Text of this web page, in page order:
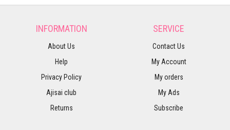
INFORMATION
About Us
Help
Privacy Policy
Ajisai club
Returns
SERVICE
Contact Us
My Account
My orders
My Ads
Subscribe